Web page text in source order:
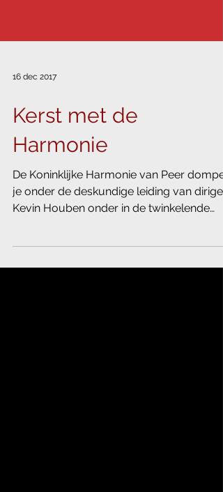
Kerst met de
Harmonie
De Koninklijke Harmonie van Peer
je onder de deskundige leiding van
kerstsfeer. Ook...